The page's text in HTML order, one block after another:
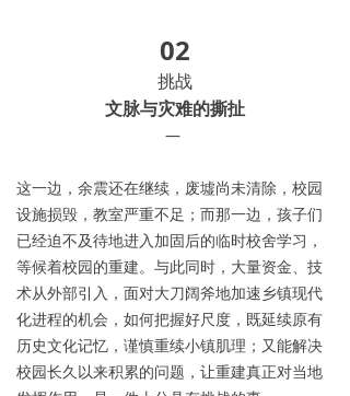
02
挑战
文脉与灾难的撕扯
—
这一边，余震还在继续，废墟尚未清除，校园
设施损毁，教室严重不足；而那一边，孩子们
已经迫不及待地进入加固后的临时校舍学习，
等候着校园的重建。与此同时，大量资金、技
术从外部引入，面对大刀阔斧地加速乡镇现代
化进程的机会，如何把握好尺度，既延续原有
历史文化记忆，谨慎重续小镇肌理；又能解决
校园长久以来积累的问题，让重建真正对当地